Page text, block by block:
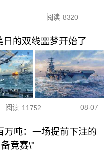
阅读 8320
的双线噩梦开始了
阅读 11752 08-07
万吨：一场提前下注的
竞赛\"